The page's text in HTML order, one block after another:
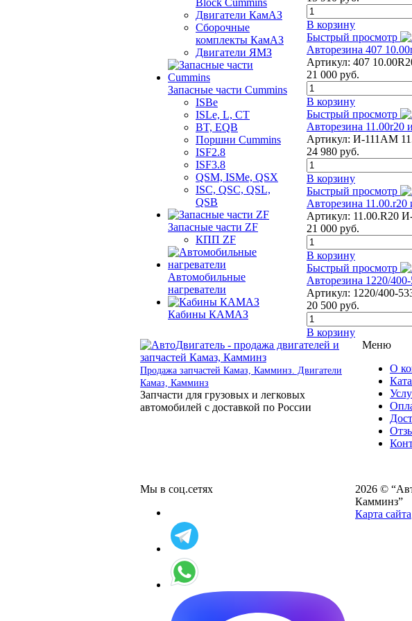
Bloсk Cummins
Двигатели КамАЗ
Сборочные
комплекты КамАЗ
Двигатели ЯМЗ
Запасные части Cummins
ISBe
ISLe, L, CT
BT, EQB
Поршни Cummins
ISF2.8
ISF3.8
QSM, ISMe, QSX
ISC, QSC, QSL,
QSB
Запасные части ZF
КПП ZF
Автомобильные
нагреватели
Кабины КАМАЗ
В корзину
Быстрый просмотр
Авторезина 407
Артикул: 407
21 000 руб.
В корзину
Быстрый просмотр
Авторезина
Артикул: И-111АМ
24 980 руб.
В корзину
Быстрый просмотр
Авторезина
Артикул: 11.00.R20
21 000 руб.
В корзину
Быстрый просмотр
Авторезина 1220/
Артикул: 1220/400-
20 500 руб.
В корзину
Продажа запчастей Камаз, Камминз. Двигатели
Камаз, Камминз
Запчасти для грузовых и легковых
автомобилей с доставкой по России
Меню
О
Мы в соц.сетях
2026 ©
Камминз”
Карта сайта